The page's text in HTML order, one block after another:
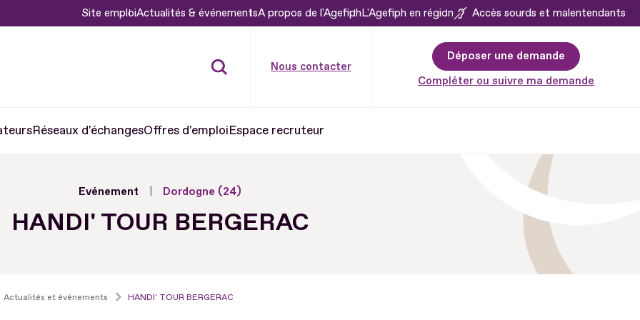
Site emploiActualités & événementsA propos de l'AgefiphL'Agefiph en région Accès sourds et malentendants
Nous contacter
Déposer une demande
Compléter ou suivre ma demande
Réseaux d'échangesOffres d'emploiEspace recruteur
Evénement Dordogne (24)
HANDI' TOUR BERGERAC
Actualités et événements HANDI' TOUR BERGERAC